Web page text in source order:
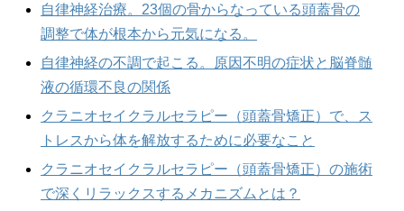
自律神経治療。23個の骨からなっている頭蓋骨の
調整で体が根本から元気になる。
自律神経の不調で起こる。原因不明の症状と脳脊髄
液の循環不良の関係
クラニオセイクラルセラピー（頭蓋骨矯正）で、ス
トレスから体を解放するために必要なこと
クラニオセイクラルセラピー（頭蓋骨矯正）の施術
で深くリラックスするメカニズムとは？